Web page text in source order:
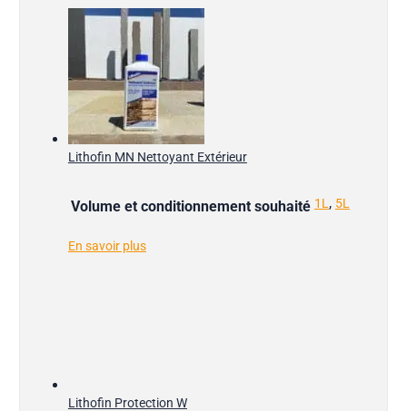
Lithofin MN Nettoyant Extérieur
Volume et conditionnement souhaité 1L , 5L
En savoir plus
Lithofin Protection W